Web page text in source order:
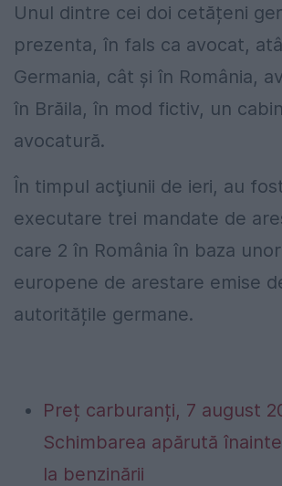
Unul dintre cei doi cetățeni
prezenta, în fals ca avocat,
Germania, cât și în România,
în Brăila, în mod fictiv, un
avocatură.
În timpul acţiunii de ieri, au
executare trei mandate de
care 2 în România în baza
europene de arestare emise
autoritățile germane.
Preț carburanți, 7 august
Schimbarea apărută
la benzinării